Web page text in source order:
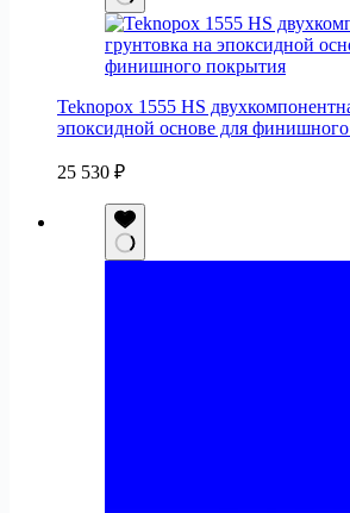
Teknopox 1555 HS
эпоксидной основе для
25 530 ₽